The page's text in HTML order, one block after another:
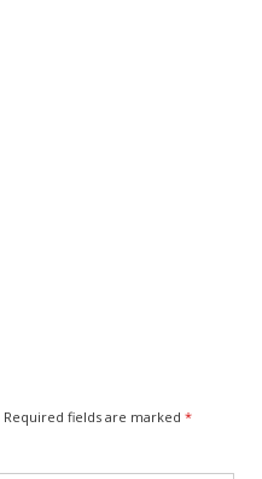
Required fields are marked *